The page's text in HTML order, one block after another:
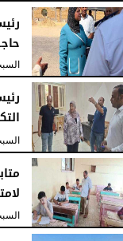
السبت، 18
السبت، 18
السبت، 18